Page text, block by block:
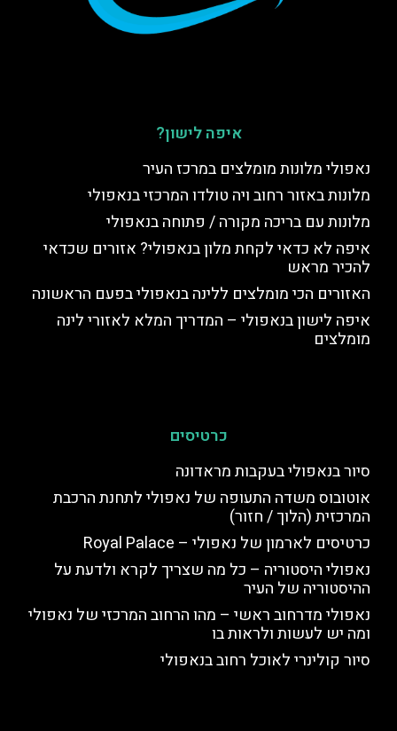
איפה לישון?
נאפולי מלונות מומלצים במרכז העיר
מלונות באזור רחוב ויה טולדו המרכזי בנאפולי
מלונות עם בריכה מקורה / פתוחה בנאפולי
איפה לא כדאי לקחת מלון בנאפולי? אזורים שכדאי
להכיר מראש
האזורים הכי מומלצים ללינה בנאפולי בפעם הראשונה
איפה לישון בנאפולי – המדריך המלא לאזורי לינה
מומלצים
כרטיסים
סיור בנאפולי בעקבות מראדונה
אוטובוס משדה התעופה של נאפולי לתחנת הרכבת
המרכזית (הלוך / חזור)
כרטיסים לארמון של נאפולי – Royal Palace
נאפולי היסטוריה – כל מה שצריך לקרא ולדעת על
ההיסטוריה של העיר
נאפולי מדרחוב ראשי – מהו הרחוב המרכזי של נאפולי
ומה יש לעשות ולראות בו
סיור קולינרי לאוכל רחוב בנאפולי